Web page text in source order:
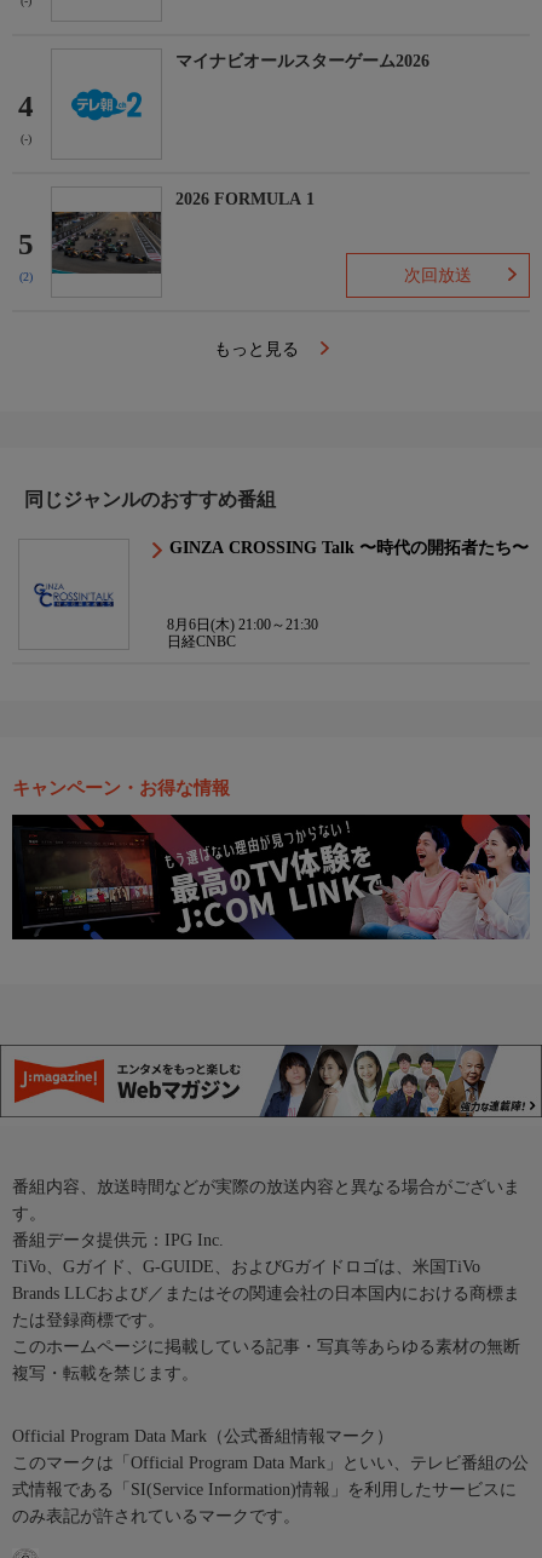
4
(-)
マイナビオールスターゲーム2026
5
(2)
2026 FORMULA 1
次回放送
もっと見る
同じジャンルのおすすめ番組
GINZA CROSSING Talk 〜時代の開拓者たち〜
8月6日(木) 21:00～21:30
日経CNBC
キャンペーン・お得な情報
番組内容、放送時間などが実際の放送内容と異なる場合がございま
す。
番組データ提供元：IPG Inc.
TiVo、Gガイド、G-GUIDE、およびGガイドロゴは、米国TiVo
Brands LLCおよび／またはその関連会社の日本国内における商標ま
たは登録商標です。
このホームページに掲載している記事・写真等あらゆる素材の無断
複写・転載を禁じます。
Official Program Data Mark（公式番組情報マーク）
このマークは「Official Program Data Mark」といい、テレビ番組の公
式情報である「SI(Service Information)情報」を利用したサービスに
のみ表記が許されているマークです。